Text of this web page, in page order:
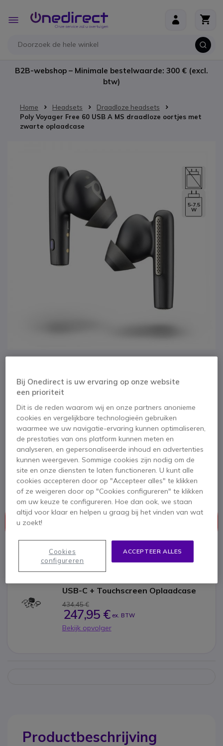
Toggle
Nav
B2B-webshop – Minimale bestelwaarde: 300 € (excl.
btw)
Home Headsets
Draadloze headsets
Poly Voyager Free 60 USB A MS draadloze oortjes met
zwarte oplaadcase
Poly Voyager Free 60
USB A MS draadloze
oortjes met zwarte
oplaadcase
SKU PLVOYFR60ATB // Referentie fabrikant: 7Y8L7AA
Poly Voyager Free 60 UC USB A MS draadloze
oortjes met zwarte oplaadcase
Dit product wordt niet meer geproduceerd.
Dit product is vervangen door
USB-C + Touchscreen Oplaadcase
434,45 €
247,95 € ex. BTW
Bekijk opvolger
5-7.5
W
Productbeschrijving
Bij Onedirect is uw ervaring op onze website
een prioriteit
Dit is de reden waarom wij en onze partners anonieme
cookies en vergelijkbare technologieën gebruiken
waarmee we uw navigatie-ervaring kunnen optimaliseren,
de prestaties van ons platform kunnen meten en
analyseren, en gepersonaliseerde inhoud en advertenties
kunnen weergeven. Sommige cookies zijn nodig om de
site en onze diensten te laten functioneren. U kunt alle
cookies accepteren door op "Accepteer alles" te klikken
of ze weigeren door op "Cookies configureren" te klikken
om uw keuze te configureren. Hoe dan ook, we staan
altijd voor klaar en helpen u graag bij het vinden van wat
u zoekt!
ACCEPTEER ALLES
Cookies
configureren